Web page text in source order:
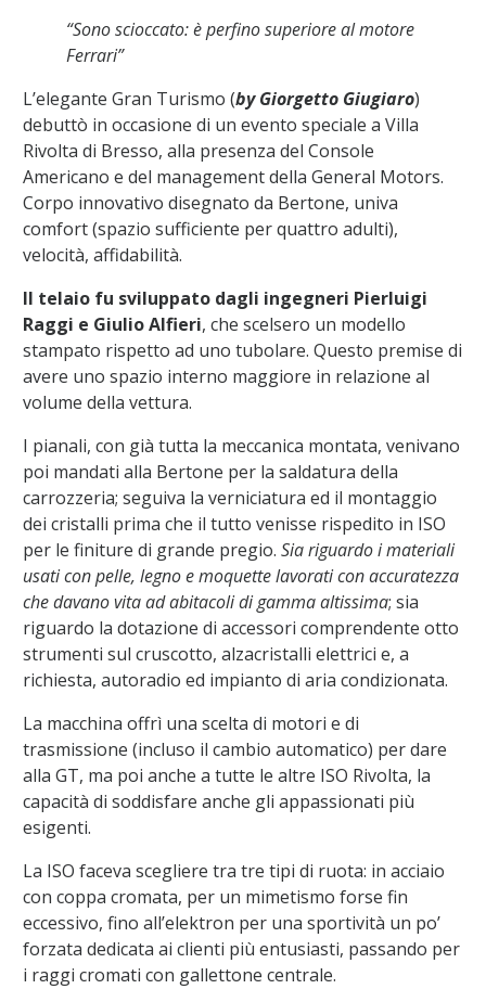
“Sono scioccato: è perfino superiore al motore
Ferrari”
L’elegante Gran Turismo (by Giorgetto Giugiaro)
debuttò in occasione di un evento speciale a Villa
Rivolta di Bresso, alla presenza del Console
Americano e del management della General Motors.
Corpo innovativo disegnato da Bertone, univa
comfort (spazio sufficiente per quattro adulti),
velocità, affidabilità.
Il telaio fu sviluppato dagli ingegneri Pierluigi
Raggi e Giulio Alfieri, che scelsero un modello
stampato rispetto ad uno tubolare. Questo premise di
avere uno spazio interno maggiore in relazione al
volume della vettura.
I pianali, con già tutta la meccanica montata, venivano
poi mandati alla Bertone per la saldatura della
carrozzeria; seguiva la verniciatura ed il montaggio
dei cristalli prima che il tutto venisse rispedito in ISO
per le finiture di grande pregio. Sia riguardo i materiali
usati con pelle, legno e moquette lavorati con accuratezza
che davano vita ad abitacoli di gamma altissima; sia
riguardo la dotazione di accessori comprendente otto
strumenti sul cruscotto, alzacristalli elettrici e, a
richiesta, autoradio ed impianto di aria condizionata.
La macchina offrì una scelta di motori e di
trasmissione (incluso il cambio automatico) per dare
alla GT, ma poi anche a tutte le altre ISO Rivolta, la
capacità di soddisfare anche gli appassionati più
esigenti.
La ISO faceva scegliere tra tre tipi di ruota: in acciaio
con coppa cromata, per un mimetismo forse fin
eccessivo, fino all’elektron per una sportività un po’
forzata dedicata ai clienti più entusiasti, passando per
i raggi cromati con gallettone centrale.